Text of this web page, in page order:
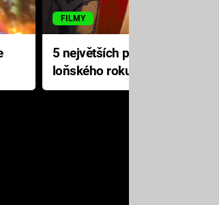
FILMY
5 největších propadáků
loňského roku: Disney na
jediné katastrofě prodělal 200